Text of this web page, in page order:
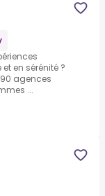
en sérénité ?
agences
...